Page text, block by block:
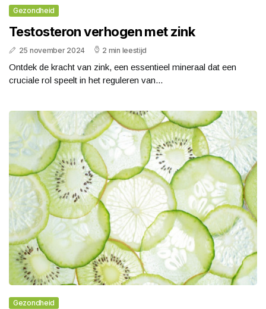
Gezondheid
Testosteron verhogen met zink
25 november 2024 2 min leestijd
Ontdek de kracht van zink, een essentieel mineraal dat een
cruciale rol speelt in het reguleren van...
Gezondheid